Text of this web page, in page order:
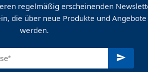
regelmäßig erscheinenden
die über neue Produkte und
werden.